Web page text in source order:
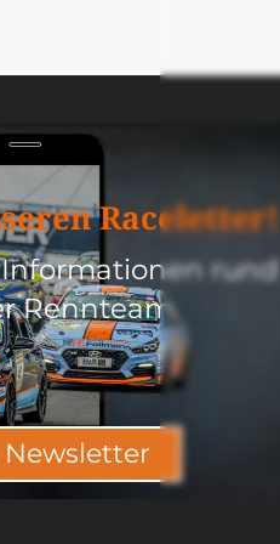
Race­let­ter!
rund
Renn­team.